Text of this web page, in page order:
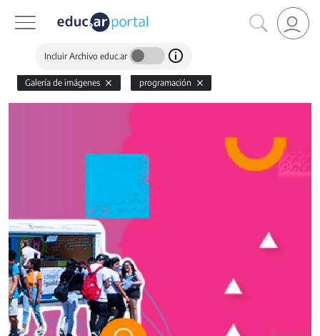
Incluir Archivo educ.ar
Galería de imágenes programación